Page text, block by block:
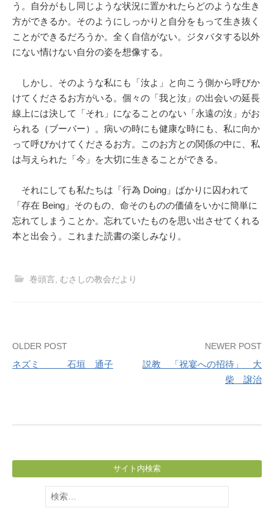
う。自分がもし同じような状況に置かれたらどのような生き
方ができるか。そのようにしっかりと自分をもって生き抜く
ことができるだろうか。全く自信がない。ジタバタする以外
にない情けない自分の姿を想像する。
しかし、そのような私にも「汝よ」と向こう側から呼びか
けてくださるお方がいる。個々の「我と汝」の出会いの延長
線上には決して「それ」になることのない「永遠の汝」がお
られる（ブーバー）。病いの時にも健康な時にも、私に向か
って呼びかけてくださるお方。このお方との関係の中に、私
は与えられた「今」を大切に生きることができる。
それにしても私たちは「行為 Doing」ばかりに囚われて
「存在 Being」そのもの、命そのものの価値をいかに簡単に
忘れてしまうことか。忘れていたものを思い出させてくれる
本と出会う。これまた読書の楽しみなり。
巻頭言 むさしの教会だより
Post
navigation
OLDER POST
ネズミ 石垣 通子
NEWER POST
説教 「祝宴への招待」 大
柴 譲治
サイト内検索
検
索: